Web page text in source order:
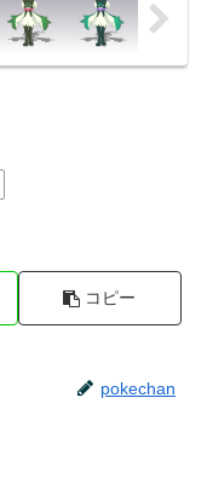
コピー
pokechan